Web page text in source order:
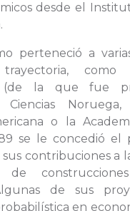
desde el
perteneció a
como
(de la que fue
o la
se le concedió el
contribuciones a
construcciones
de sus
en